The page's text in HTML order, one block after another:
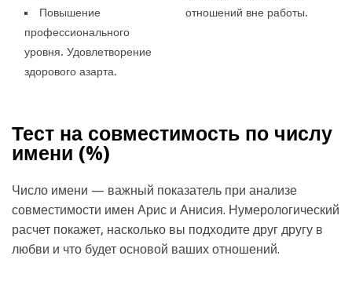
Повышение
профессионального
уровня. Удовлетворение
здорового азарта.
отношений вне работы.
Тест на совместимость по числу
имени (%)
Число имени — важный показатель при анализе
совместимости имен Арис и Анисия. Нумерологический
расчет покажет, насколько вы подходите друг другу в
любви и что будет основой ваших отношений.